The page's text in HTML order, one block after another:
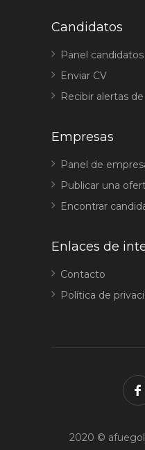
Candidatos
Panel candidatos
Enviar CV
Recibir alertas
Empresas
Panel de
Publicar una
Encontrar
Enlaces de
Contacto
Política de
2020 ©